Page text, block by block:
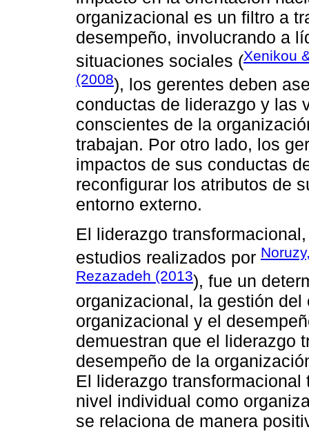
organizacional es un filtro a
desempeño, involucrando a
situaciones sociales (Xenikou
(2008), los gerentes deben
conductas de liderazgo y las
conscientes de la
trabajan. Por otro lado, los
impactos de sus conductas
reconfigurar los atributos de
entorno externo.
El liderazgo
estudios realizados por
Rezazadeh (2013), fue un
organizacional, la gestión
organizacional y el
demuestran que el liderazgo
desempeño de la
El liderazgo
nivel individual como
se relaciona de manera